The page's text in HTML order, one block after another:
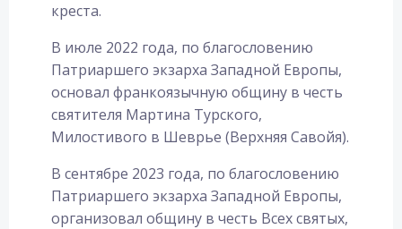
креста.
В июле 2022 года, по благословению
Патриаршего экзарха Западной Европы,
основал франкоязычную общину в честь
святителя Мартина Турского,
Милостивого в Шеврье (Верхняя Савойя).
В сентябре 2023 года, по благословению
Патриаршего экзарха Западной Европы,
организовал общину в честь Всех святых,